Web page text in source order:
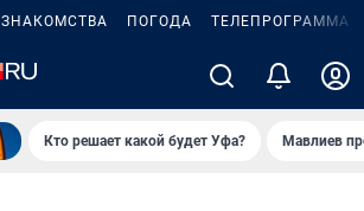
ЗНАКОМСТВА ПОГОДА ТЕЛЕПРОГРАММА
Кто решает какой будет Уфа? Мавлиев